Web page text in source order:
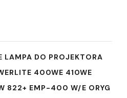
LAMPA DO PROJEKTORA
400WE 410WE
822+ EMP-400 W/E ORYG